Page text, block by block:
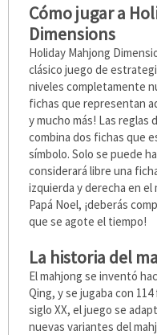
Cómo jugar a
Dimensions
Holiday Mahjong
clásico juego de
niveles completamente
fichas que representan
y mucho más! Las reglas
combina dos fichas que
símbolo. Solo se puede
considerará libre una
izquierda y derecha en
Papá Noel, ¡deberás
que se agote el tiempo!
La historia del
El mahjong se inventó
Qing, y se jugaba con
siglo XX, el juego se
nuevas variantes del